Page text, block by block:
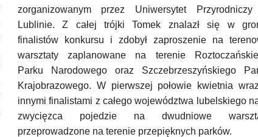
zorganizowanym przez Uniwersytet
Lublinie. Z całej trójki Tomek znalazł się w
finalistów konkursu i zdobył zaproszenie na
warsztaty zaplanowane na terenie
Parku Narodowego oraz Szczebrzeszyńskiego
Krajobrazowego. W pierwszej połowie kwietnia
innymi finalistami z całego województwa lubelskiego
zwycięzca pojedzie na dwudniowe
przeprowadzone na terenie przepięknych parków.